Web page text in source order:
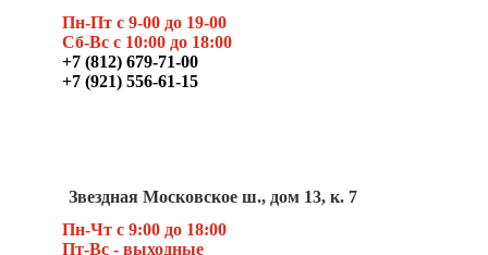
Пн-Пт с 9-00 до 19-00
Сб-Вс с 10:00 до 18:00
+7 (812) 679-71-00
+7 (921) 556-61-15
Звездная Московское ш., дом 13, к. 7
Пн-Чт с 9:00 до 18:00
Пт-Вс - выходные